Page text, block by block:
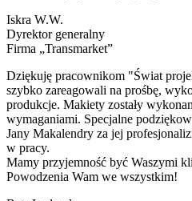
Iskra W.W.
Dyrektor generalny
Firma „Transmarket”
Dziękuję pracownikom "Świat
szybko zareagowali na prośbę,
produkcje. Makiety zostały
wymaganiami. Specjalne
Jany Makalendry za jej
w pracy.
Mamy przyjemność być Waszymi
Powodzenia Wam we wszystkim!